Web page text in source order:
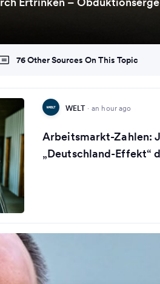
76 Other Sources On This Topic
WELT · an hour ago
Arbeitsmarkt-Zahlen:
„Deutschland-Effekt“